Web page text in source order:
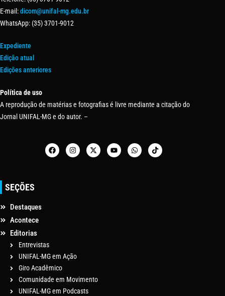
E-mail:dicom@unifal-mg.edu.br
WhatsApp: (35) 3701-9012
Expediente
Edição atual
Edições anteriores
Política de uso
A reprodução de matérias e fotografias é livre mediante a citação do
Jornal UNIFAL-MG e do autor. –
SEÇÕES
Destaques
Acontece
Editorias
Entrevistas
UNIFAL-MG em Ação
Giro Acadêmico
Comunidade em Movimento
UNIFAL-MG em Podcasts